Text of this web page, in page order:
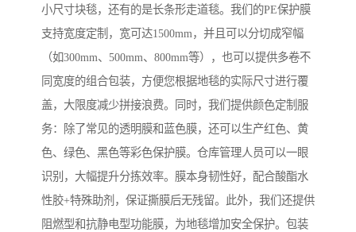
小尺寸块毯，还有的是长条形走道毯。我们的PE保护膜
支持宽度定制，宽可达1500mm，并且可以分切成窄幅
（如300mm、500mm、800mm等），也可以提供多卷不
同宽度的组合包装，方便您根据地毯的实际尺寸进行覆
盖，大限度减少拼接浪费。同时，我们提供颜色定制服
务：除了常见的透明膜和蓝色膜，还可以生产红色、黄
色、绿色、黑色等彩色保护膜。仓库管理人员可以一眼
识别，大幅提升分拣效率。膜本身韧性好，配合酸酯水
性胶+特殊助剂，保证撕膜后无残留。此外，我们还提供
阻燃型和抗静电型功能膜，为地毯增加安全保护。包装